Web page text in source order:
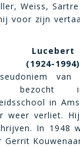
Weiss,
voor zijn
Lucebert
(1924-1994)
van
in
weer verliet.
In 1948